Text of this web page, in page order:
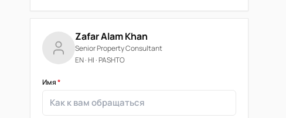
Zafar Alam Khan
Senior Property Consultant
EN · HI · PASHTO
Имя*